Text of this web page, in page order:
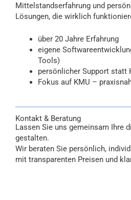
Mittelstandserfahrung und
Lösungen, die wirklich
über 20 Jahre Erfahrung
eigene
Tools)
persönlicher Support statt
Fokus auf KMU –
Kontakt & Beratung
Lassen Sie uns gemeinsam Ihre
gestalten.
Wir beraten Sie persönlich,
mit transparenten Preisen und